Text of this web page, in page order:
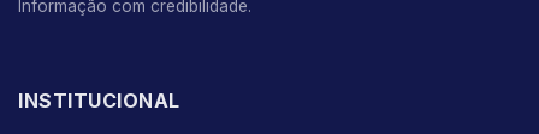
Informação com credibilidade.
INSTITUCIONAL